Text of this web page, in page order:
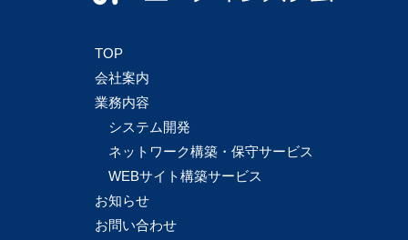
TOP
会社案内
業務内容
システム開発
ネットワーク構築・保守サービス
WEBサイト構築サービス
お知らせ
お問い合わせ